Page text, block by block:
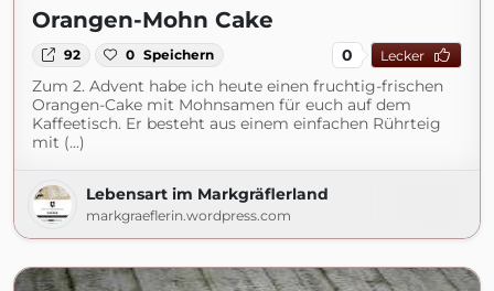
Orangen-Mohn Cake
92 0 Speichern 0 Lecker
Zum 2. Advent habe ich heute einen fruchtig-frischen
Orangen-Cake mit Mohnsamen für euch auf dem
Kaffeetisch. Er besteht aus einem einfachen Rührteig
mit (...)
Lebensart im Markgräflerland
markgraeflerin.wordpress.com